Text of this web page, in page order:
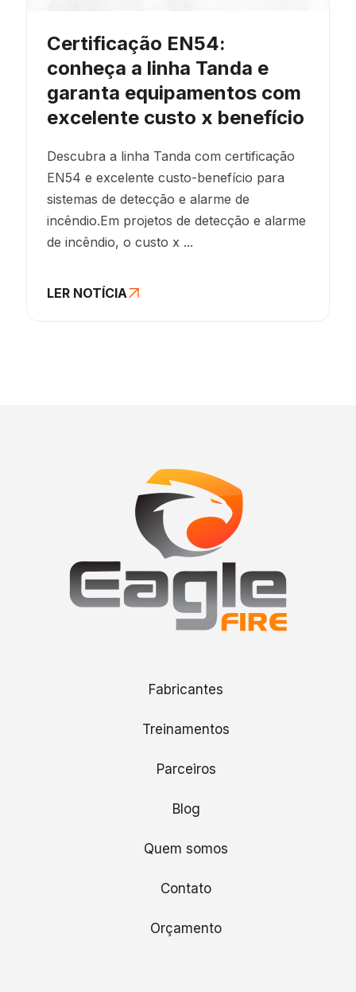
Certificação EN54:
conheça a linha Tanda e
garanta equipamentos com
excelente custo x benefício
Descubra a linha Tanda com certificação
EN54 e excelente custo-benefício para
sistemas de detecção e alarme de
incêndio.Em projetos de detecção e alarme
de incêndio, o custo x ...
LER NOTÍCIA
Fabricantes
Treinamentos
Parceiros
Blog
Quem somos
Contato
Orçamento